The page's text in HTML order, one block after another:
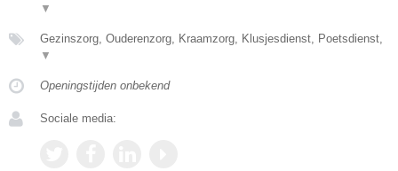
▼
Gezinszorg, Ouderenzorg, Kraamzorg, Klusjesdienst, Poetsdienst,
▼
Openingstijden onbekend
Sociale media: